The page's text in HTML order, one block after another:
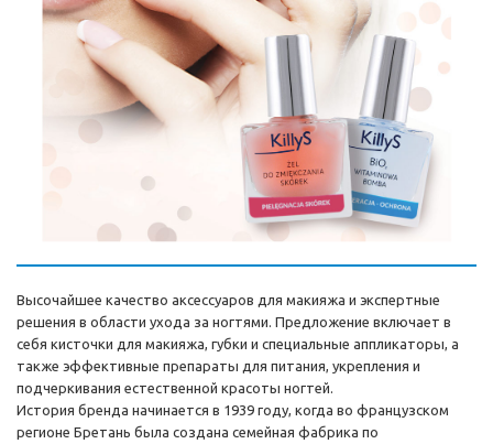
Высочайшее качество аксессуаров для макияжа и экспертные
решения в области ухода за ногтями. Предложение включает в
себя кисточки для макияжа, губки и специальные аппликаторы, а
также эффективные препараты для питания, укрепления и
подчеркивания естественной красоты ногтей.
История бренда начинается в 1939 году, когда во французском
регионе Бретань была создана семейная фабрика по